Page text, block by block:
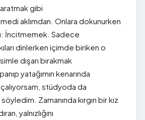
gibi
aklımdan. Onlara dokunurken
İncitmemek. Sadece
dinlerken içimde biriken o
dışarı bırakmak
yatağımın kenarında
çalıyorsam, stüdyoda da
Zamanında kırgın bir kız
yalnızlığını